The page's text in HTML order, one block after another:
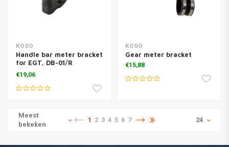
KOSO
Handle bar meter bracket
for EGT, DB-01/R
1/8\BE003K02
€19,06
KOSO
Gear meter bracket
€15,88
Meest
bekeken
1 2 3 4 5 6 7 24